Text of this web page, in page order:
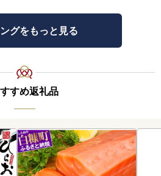
グをもっと見る
すめ返礼品